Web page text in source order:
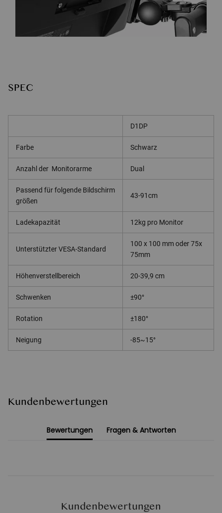
SPEC
D1DP
Farbe Schwarz
Anzahl der Monitorarme Dual
Passend für folgende Bildschirm
größen
43-91cm
Ladekapazität 12kg pro Monitor
Unterstützter VESA-Standard
100 x 100 mm oder 75x
75mm
Höhenverstellbereich 20-39,9 cm
Schwenken ±90°
Rotation ±180°
Neigung -85~15°
Kundenbewertungen
Bewertungen Fragen & Antworten
Kundenbewertungen